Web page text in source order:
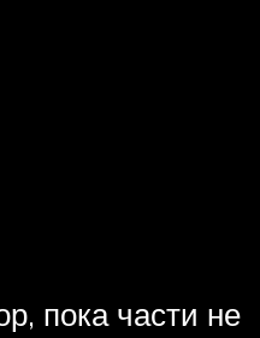
пока части не